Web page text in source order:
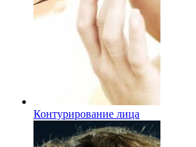
Контурирование лица